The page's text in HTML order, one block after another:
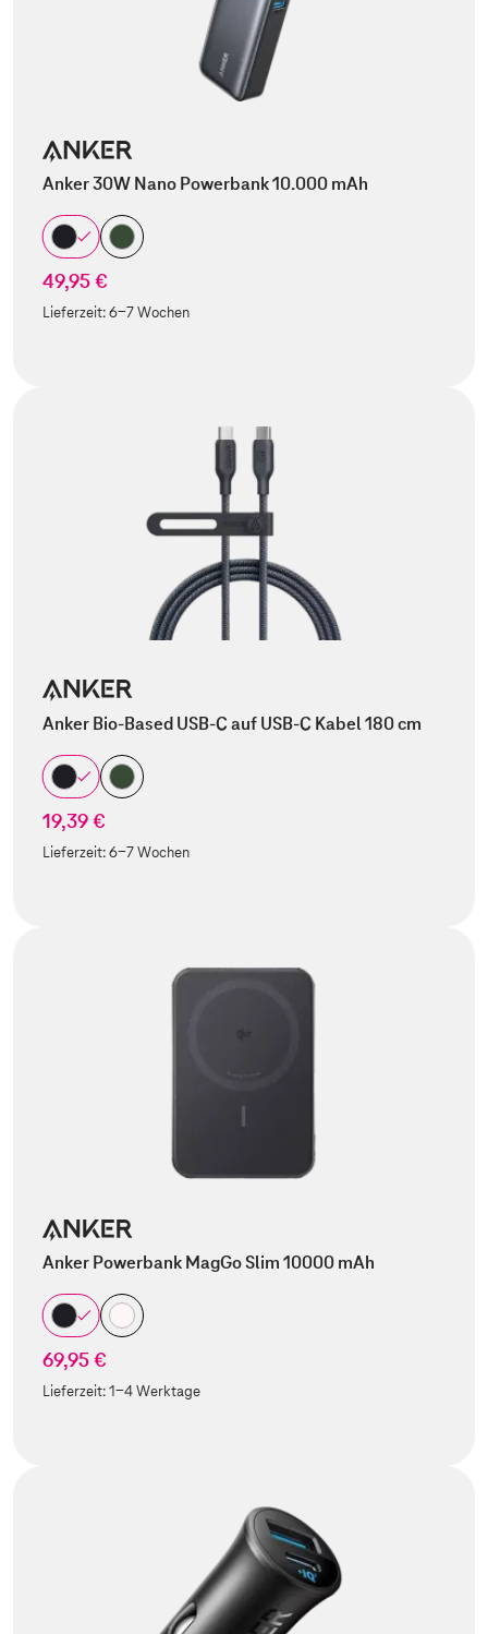
Anker 30W Nano Powerbank 10.000 mAh
49,95 €
Lieferzeit:6-7 Wochen
Anker Bio-Based USB-C auf USB-C Kabel 180 cm
19,39 €
Lieferzeit:6-7 Wochen
Anker Powerbank MagGo Slim 10000 mAh
69,95 €
Lieferzeit:1-4 Werktage